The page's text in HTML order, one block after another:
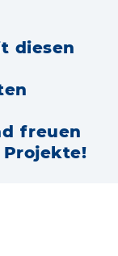
diesen
freuen